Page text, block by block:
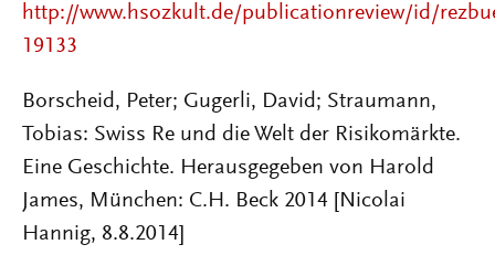
http://www.hsozkult.de/publicationreview/id/
19133
Borscheid, Peter; Gugerli, David; Straumann,
Tobias: Swiss Re und die Welt der Risikomärkte.
Eine Geschichte. Herausgegeben von Harold
James, München: C.H. Beck 2014 [Nicolai
Hannig, 8.8.2014]